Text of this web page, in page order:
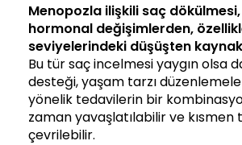
Menopozla ilişkili saç dökülmesi
hormonal değişimlerden,
seviyelerindeki düşüşten
Bu tür saç incelmesi yaygın olsa
desteği, yaşam tarzı
yönelik tedavilerin bir
zaman yavaşlatılabilir ve kısmen
çevrilebilir.